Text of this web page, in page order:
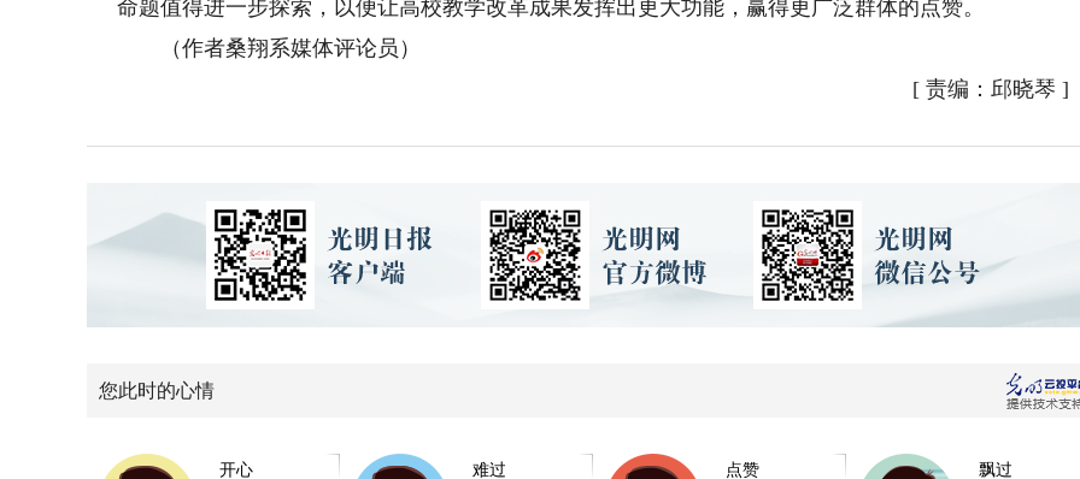
命题值得进一步探索，以便让高校教学改革成果发挥出更大功能，赢得更广泛群体的点赞。
（作者桑翔系媒体评论员）
[ 责编：邱晓琴 ]
您此时的心情
开心 难过 点赞 飘过